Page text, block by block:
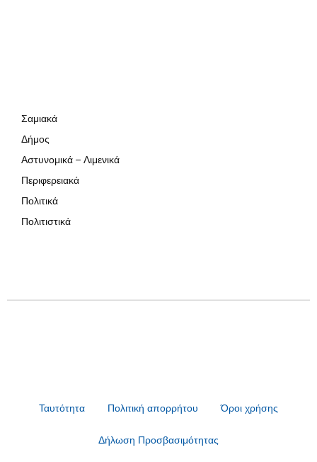
Σαμιακά
Δήμος
Αστυνομικά – Λιμενικά
Περιφερειακά
Πολιτικά
Πολιτιστικά
Ταυτότητα Πολιτική απορρήτου Όροι χρήσης
Δήλωση Προσβασιμότητας